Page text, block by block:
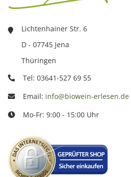
Lichtenhainer Str. 6
D - 07745 Jena
Thüringen
Tel: 03641-527 69 55
Email: info@biowein-erlesen.de
Mo-Fr: 9:00 - 15:00 Uhr